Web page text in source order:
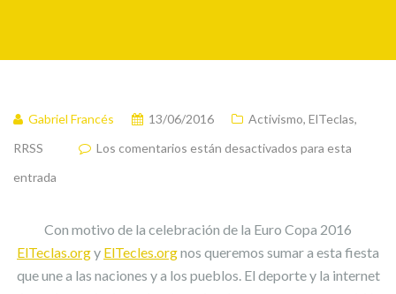
Gabriel Francés 13/06/2016 Activismo, ElTeclas,
RRSS
Los comentarios están desactivados para esta
entrada
Con motivo de la celebración de la Euro Copa 2016
ElTeclas.orgy ElTecles.orgnos queremos sumar a esta fiesta
que une a las naciones y a los pueblos. El deporte y la internet